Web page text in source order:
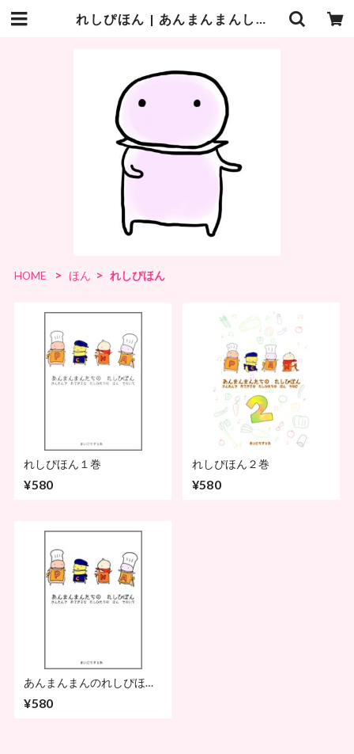
れしぴほん | あんまんまんしょっぷ
HOME ほん れしぴほん
れしぴほん１巻
¥580
れしぴほん２巻
¥580
あんまんまんのれしぴほん
売）
¥580